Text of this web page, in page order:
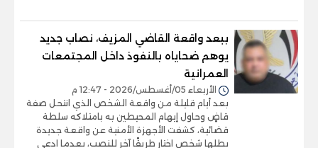
ببعد واقعة القاضي المزيف، نصاب جديد
يوهم ضحاياه بالنفوذ داخل المجتمعات
العمرانية
الأربعاء 05/أغسطس/2026 - 12:47 م
بعد أيام قليلة من واقعة الشخص الذي انتحل صفة
قاضٍ وحاول إيهام المحيطين به بامتلاكه سلطة
قضائية، كشفت الأجهزة الأمنية عن واقعة جديدة
بطلها شخص اختار طريقًا آخر للنصب، بعدما ادعى